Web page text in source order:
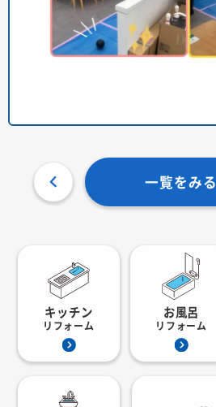
一覧をみる
キッチン
リフォーム
お風呂
リフォーム